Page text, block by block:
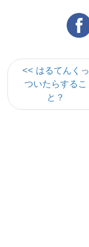
<< はるてんくっ
ついたらするこ
と？